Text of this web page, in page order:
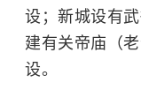
设；新城设有
建有关帝庙（
设。